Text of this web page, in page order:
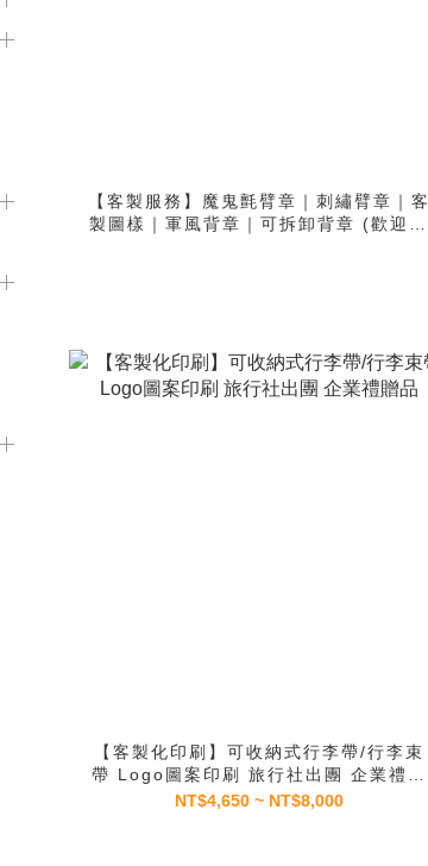
【客製服務】魔鬼氈臂章｜刺繡臂章｜客
製圖樣｜軍風背章｜可拆卸背章 (歡迎來
【客製化印刷】可收納式行李帶/行李束
帶 Logo圖案印刷 旅行社出團 企業禮贈
品
NT$4,650 ~ NT$8,000